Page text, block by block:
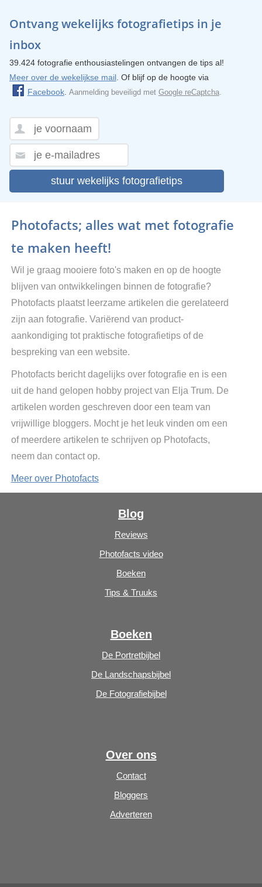
Ontvang wekelijks fotografietips in je
inbox
39.424 fotografie enthousiastelingen ontvangen de tips al!
Meer over de wekelijkse mail. Of blijf op de hoogte via
Facebook. Aanmelding beveiligd met Google reCaptcha.
stuur wekelijks fotografietips
Photofacts; alles wat met fotografie
te maken heeft!
Wil je graag mooiere foto's maken en op de hoogte
blijven van ontwikkelingen binnen de fotografie?
Photofacts plaatst leerzame artikelen die gerelateerd
zijn aan fotografie. Variërend van product-
aankondiging tot praktische fotografietips of de
bespreking van een website.
Photofacts bericht dagelijks over fotografie en is een
uit de hand gelopen hobby project van Elja Trum. De
artikelen worden geschreven door een team van
vrijwillige bloggers. Mocht je het leuk vinden om een
of meerdere artikelen te schrijven op Photofacts,
neem dan contact op.
Meer over Photofacts
Blog
Reviews
Photofacts video
Boeken
Tips & Truuks
Boeken
De Portretbijbel
De Landschapsbijbel
De Fotografiebijbel
Over ons
Contact
Bloggers
Adverteren